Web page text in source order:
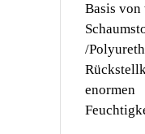
Basis
/
enormen